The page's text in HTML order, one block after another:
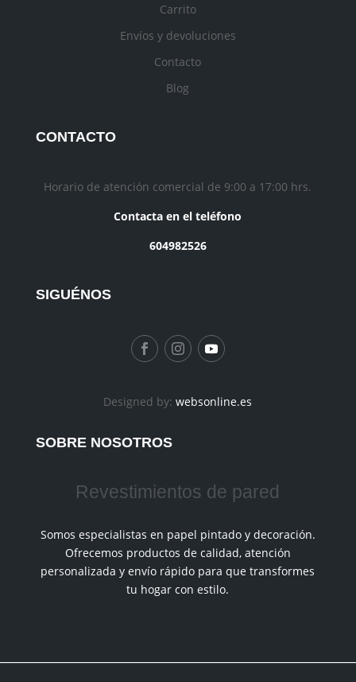
Carrito
Envíos y devoluciones
Contacto
Blog
CONTACTO
Horario de atención comercial de 9:00 a 17:00 hrs.
Contacta en el teléfono
604982526
SIGUÉNOS
Designed by:websonline.es
SOBRE NOSOTROS
Revestimientos de pared
Somos especialistas en papel pintado y decoración.
Ofrecemos productos de calidad, atención
personalizada y envío rápido para que transformes
tu hogar con estilo.